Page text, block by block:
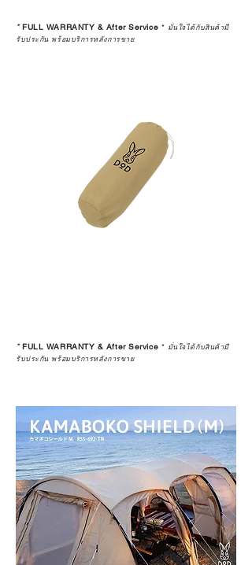
*FULL WARRANTY & After Service * มั่นใจได้กับสินค้ามี
รับประกัน พร้อมบริการหลังการขาย
*FULL WARRANTY & After Service * มั่นใจได้กับสินค้ามี
รับประกัน พร้อมบริการหลังการขาย